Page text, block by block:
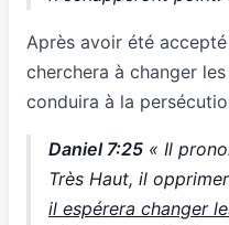
Après avoir été
cherchera à changer
conduira à la
Daniel 7:25 « Il
Très Haut, il
il espérera changer